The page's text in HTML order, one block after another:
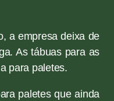
a empresa deixa de
As tábuas para as
para paletes.
paletes que ainda